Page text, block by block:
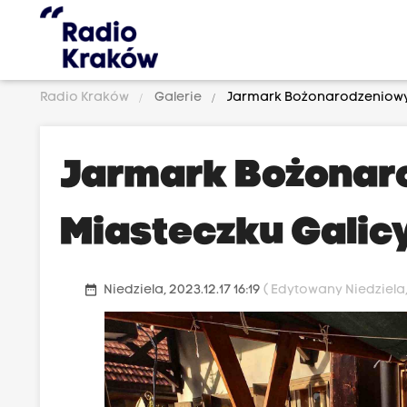
Radio Kraków Galerie Jarmark
Jarmark
Miasteczku
date_range Niedziela, 2023.12.17 16:19( Edytowany Niedziela,